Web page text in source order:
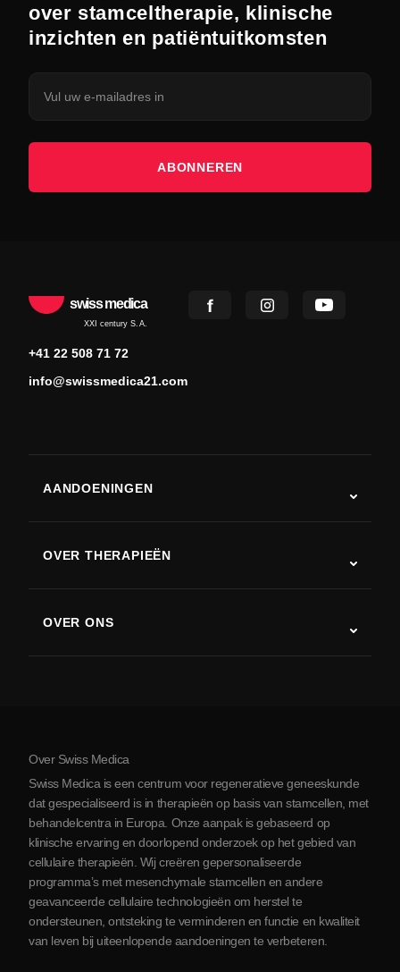
over stamceltherapie, klinische
inzichten en patiëntuitkomsten
ABONNEREN
swiss medica
XXI century S.A.
+41 22 508 71 72
info@swissmedica21.com
AANDOENINGEN
Ziekte van Parkinson
Artritis
OVER THERAPIEËN
OVER ONS
Over Servië
Partnerschap
Contact opnemen
Over Swiss Medica
Swiss Medica is een centrum voor regeneratieve geneeskunde
dat gespecialiseerd is in therapieën op basis van stamcellen, met
behandelcentra in Europa. Onze aanpak is gebaseerd op
klinische ervaring en doorlopend onderzoek op het gebied van
cellulaire therapieën. Wij creëren gepersonaliseerde
programma’s met mesenchymale stamcellen en andere
geavanceerde cellulaire technologieën om herstel te
ondersteunen, ontsteking te verminderen en functie en kwaliteit
van leven bij uiteenlopende aandoeningen te verbeteren.